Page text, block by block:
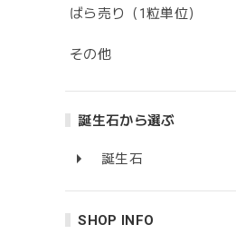
ばら売り（1粒単位）
その他
誕生石から選ぶ
誕生石
SHOP INFO